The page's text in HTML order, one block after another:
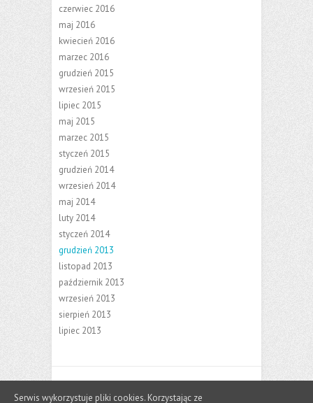
czerwiec 2016
maj 2016
kwiecień 2016
marzec 2016
grudzień 2015
wrzesień 2015
lipiec 2015
maj 2015
marzec 2015
styczeń 2015
grudzień 2014
wrzesień 2014
maj 2014
luty 2014
styczeń 2014
grudzień 2013
listopad 2013
październik 2013
wrzesień 2013
sierpień 2013
lipiec 2013
Serwis wykorzystuje pliki cookies. Korzystając ze